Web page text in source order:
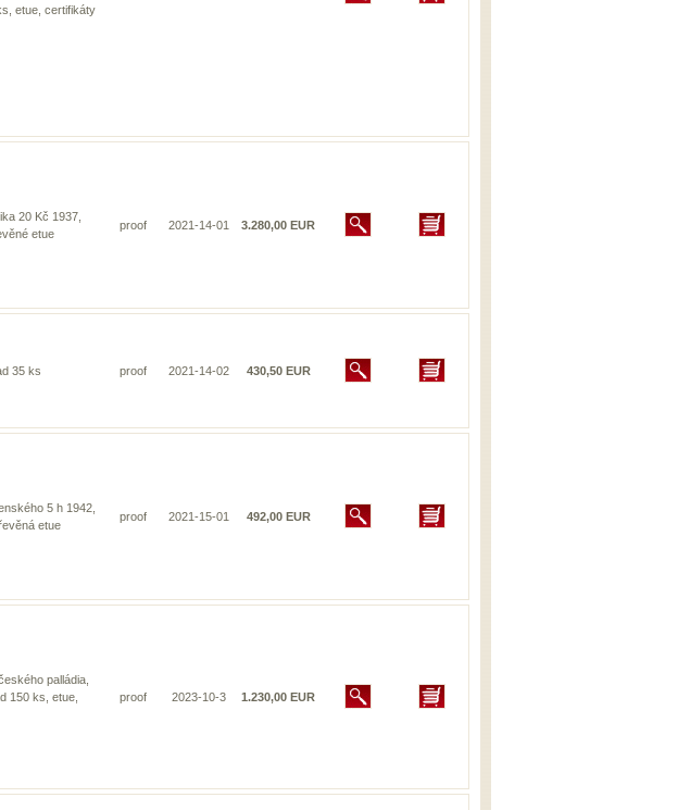
etue, certifikáty
20 Kč 1937,
etue
proof 2021-14-01 3.280,00 EUR
35 ks proof 2021-14-02 430,50 EUR
5 h 1942,
etue
proof 2021-15-01 492,00 EUR
palládia,
150 ks, etue,
proof 2023-10-3 1.230,00 EUR